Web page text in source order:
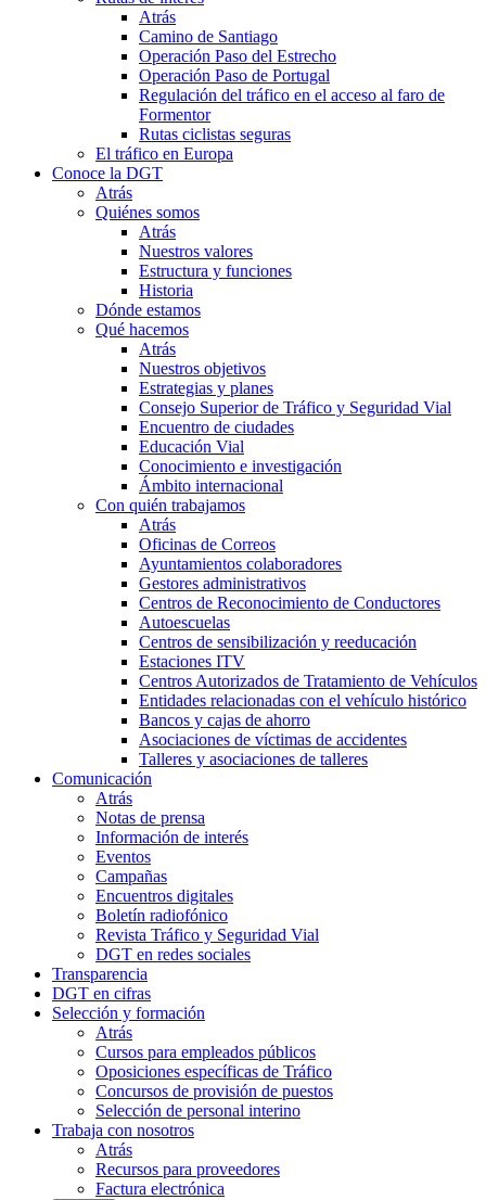
Atrás
Camino de Santiago
Operación Paso del Estrecho
Operación Paso de Portugal
Regulación del tráfico en el acceso al faro de
Formentor
Rutas ciclistas seguras
El tráfico en Europa
Conoce la DGT
Atrás
Quiénes somos
Atrás
Nuestros valores
Estructura y funciones
Historia
Dónde estamos
Qué hacemos
Atrás
Nuestros objetivos
Estrategias y planes
Consejo Superior de Tráfico y Seguridad Vial
Encuentro de ciudades
Educación Vial
Conocimiento e investigación
Ámbito internacional
Con quién trabajamos
Atrás
Oficinas de Correos
Ayuntamientos colaboradores
Gestores administrativos
Centros de Reconocimiento de Conductores
Autoescuelas
Centros de sensibilización y reeducación
Estaciones ITV
Centros Autorizados de Tratamiento de Vehículos
Entidades relacionadas con el vehículo histórico
Bancos y cajas de ahorro
Asociaciones de víctimas de accidentes
Talleres y asociaciones de talleres
Comunicación
Atrás
Notas de prensa
Información de interés
Eventos
Campañas
Encuentros digitales
Boletín radiofónico
Revista Tráfico y Seguridad Vial
DGT en redes sociales
Transparencia
DGT en cifras
Selección y formación
Atrás
Cursos para empleados públicos
Oposiciones específicas de Tráfico
Concursos de provisión de puestos
Selección de personal interino
Trabaja con nosotros
Atrás
Recursos para proveedores
Factura electrónica